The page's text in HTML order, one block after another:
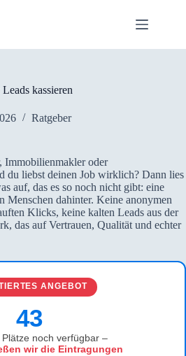
kassieren
Ratgeber
Immobilienmakler oder
du liebst deinen Job wirklich? Dann lies
auf, das es so noch nicht gibt: eine
Menschen dahinter. Keine anonymen
Klicks, keine kalten Leads aus der
das auf Vertrauen, Qualität und echter
ANGEBOT
43
noch verfügbar –
wir die Eintragungen